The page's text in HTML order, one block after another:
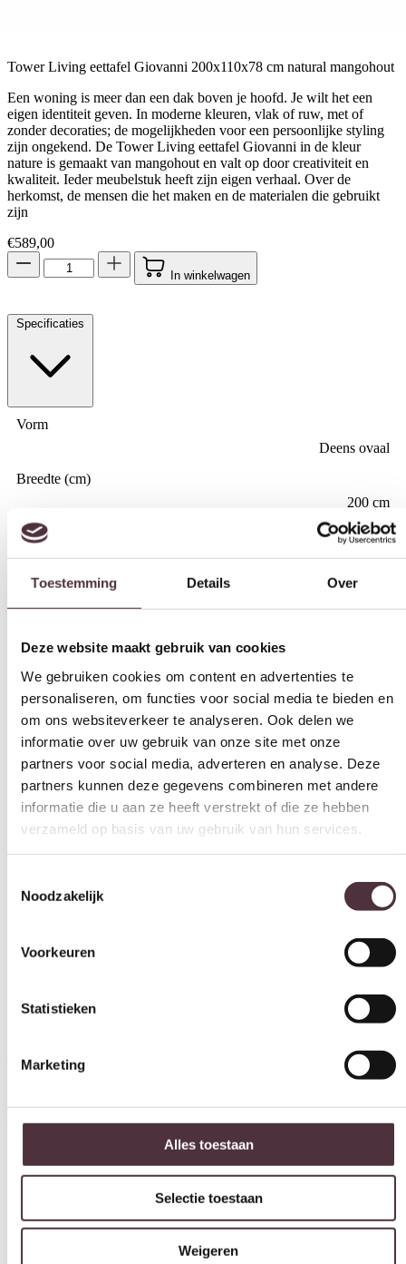
Over
We gebruiken cookies om content en advertenties te
personaliseren, om functies voor social media te bieden en
informatie over uw gebruik van onze site met onze
partners voor social media, adverteren en analyse. Deze
partners kunnen deze gegevens combineren met andere
informatie die u aan ze heeft verstrekt of die ze hebben
verzameld op basis van uw gebruik van hun services.
Toestemmingsselectie
Noodzakelijk
Weigeren
Tower Living eettafel Giovanni 200x110x78 cm natural mangohout
Een woning is meer dan een dak boven je hoofd. Je wilt het een
eigen identiteit geven. In moderne kleuren, vlak of ruw, met of
zonder decoraties; de mogelijkheden voor een persoonlijke styling
zijn ongekend. De Tower Living eettafel Giovanni in de kleur
nature is gemaakt van mangohout en valt op door creativiteit en
kwaliteit. Ieder meubelstuk heeft zijn eigen verhaal. Over de
herkomst, de mensen die het maken en de materialen die gebruikt
zijn
€589,00
In winkelwagen
Specificaties
Vorm
Deens ovaal
Breedte (cm)
200 cm
Diepte (cm)
110 cm
Hoogte (cm)
78 cm
Materiaal
Kleur
Naturel
Merk
Tower Living
Gemonteerd geleverd
Nee (handgrepen en/of poten nog monteren)
Geadviseerd onderhoudsmiddel
Matt Polish Care Kit
Eettafels
2 jaar CBW
Interessant voor jou